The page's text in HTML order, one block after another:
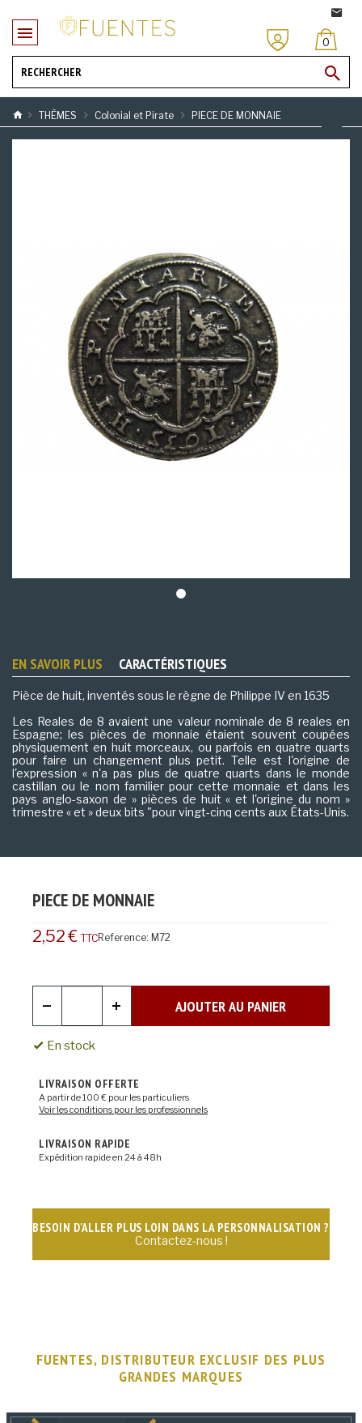
0
THÈMES Colonial et Pirate PIECE DE MONNAIE
EN SAVOIR PLUS CARACTÉRISTIQUES
Pièce de huit, inventés sous le règne de Philippe IV en 1635
Les Reales de 8 avaient une valeur nominale de 8 reales en
Espagne; les pièces de monnaie étaient souvent coupées
physiquement en huit morceaux, ou parfois en quatre quarts
pour faire un changement plus petit. Telle est l'origine de
l'expression « n'a pas plus de quatre quarts dans le monde
castillan ou le nom familier pour cette monnaie et dans les
pays anglo-saxon de » pièces de huit « et l'origine du nom »
trimestre « et » deux bits "pour vingt-cinq cents aux États-Unis.
PIECE DE MONNAIE
2,52 € TTCReference: M72
AJOUTER AU PANIER
En stock
LIVRAISON OFFERTE
A partir de 100 € pour les particuliers
Voir les conditions pour les professionnels
LIVRAISON RAPIDE
Expédition rapide en 24 à 48h
BESOIN D'ALLER PLUS LOIN DANS LA PERSONNALISATION ?
Contactez-nous !
FUENTES, DISTRIBUTEUR EXCLUSIF DES PLUS
GRANDES MARQUES